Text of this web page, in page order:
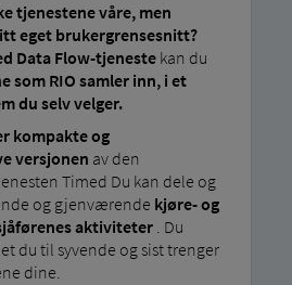
tjenestene våre, men
eget brukergrensesnitt?
Data Flow-tjenestekan du
som RIO samler inn, i et
du selv velger.
kompakte og
versjonen av den
Timed Du kan dele og
og gjenværende kjøre- og
aktiviteter. Du
du til syvende og sist trenger
dine.